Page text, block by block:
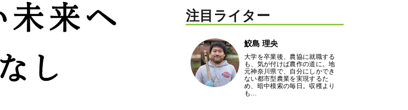
注目ライター
鮫島 理央
大学を卒業後、農協に就職する
も、気が付けば農作の道に。地
元神奈川県で、自分にしかでき
ない都市型農業を実現するた
め、暗中模索の毎日。収穫より
も…